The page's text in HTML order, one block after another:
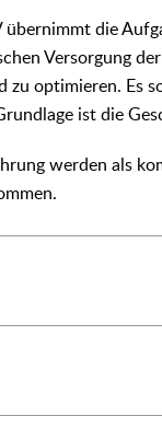
übernimmt die
Versorgung
zu optimieren. Es
ist die
werden als